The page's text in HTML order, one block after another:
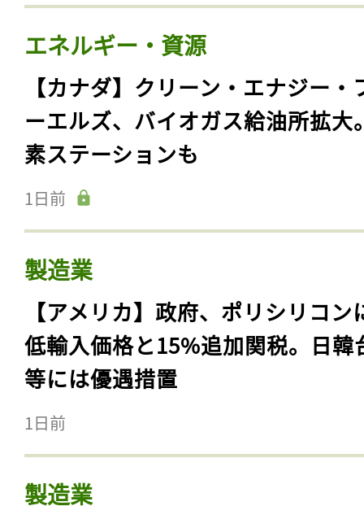
エネルギー・資源
【カナダ】クリーン・エナジー・
ーエルズ、バイオガス給油所拡大
素ステーションも
1日前
製造業
【アメリカ】政府、ポリシリコン
低輸入価格と15%追加関税。日韓
等には優遇措置
1日前
製造業